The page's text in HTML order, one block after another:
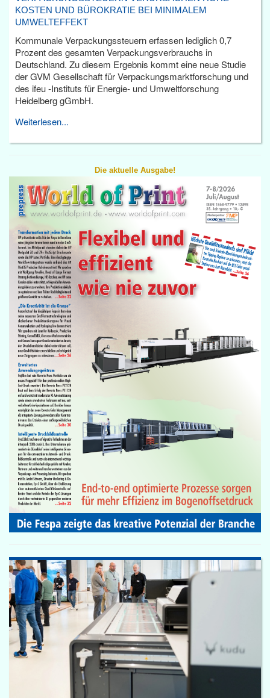
KOSTEN UND BÜROKRATIE BEI MINIMALEM
UMWELTEFFEKT
Kommunale Verpackungssteuern erfassen lediglich 0,7
Prozent des gesamten Verpackungsverbrauchs in
Deutschland. Zu diesem Ergebnis kommt eine neue Studie
der GVM Gesellschaft für Verpackungsmarktforschung und
des ifeu -Instituts für Energie- und Umweltforschung
Heidelberg gGmbH.
Weiterlesen...
Die aktuelle Ausgabe!